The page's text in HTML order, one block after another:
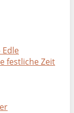
Edle
festliche Zeit